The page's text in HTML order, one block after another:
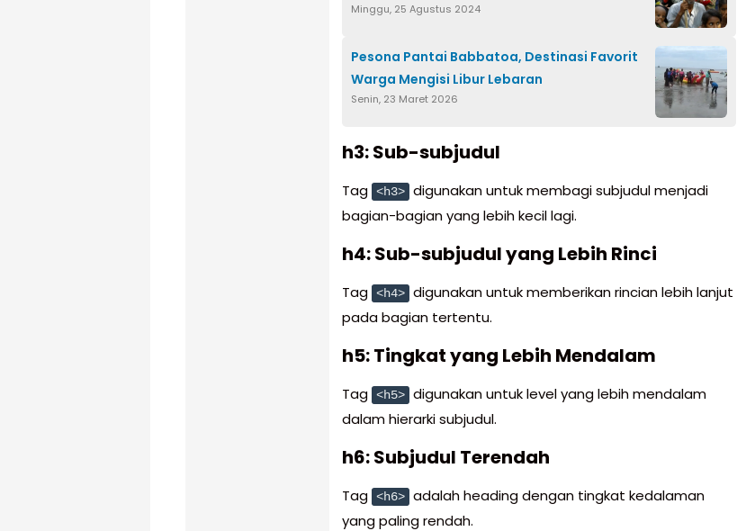
Minggu, 25 Agustus 2024
Pesona Pantai Babbatoa, Destinasi Favorit
Warga Mengisi Libur Lebaran
Senin, 23 Maret 2026
h3: Sub-subjudul
Tag <h3> digunakan untuk membagi subjudul menjadi
bagian-bagian yang lebih kecil lagi.
h4: Sub-subjudul yang Lebih Rinci
Tag <h4> digunakan untuk memberikan rincian lebih lanjut
pada bagian tertentu.
h5: Tingkat yang Lebih Mendalam
Tag <h5> digunakan untuk level yang lebih mendalam
dalam hierarki subjudul.
h6: Subjudul Terendah
Tag <h6> adalah heading dengan tingkat kedalaman
yang paling rendah.